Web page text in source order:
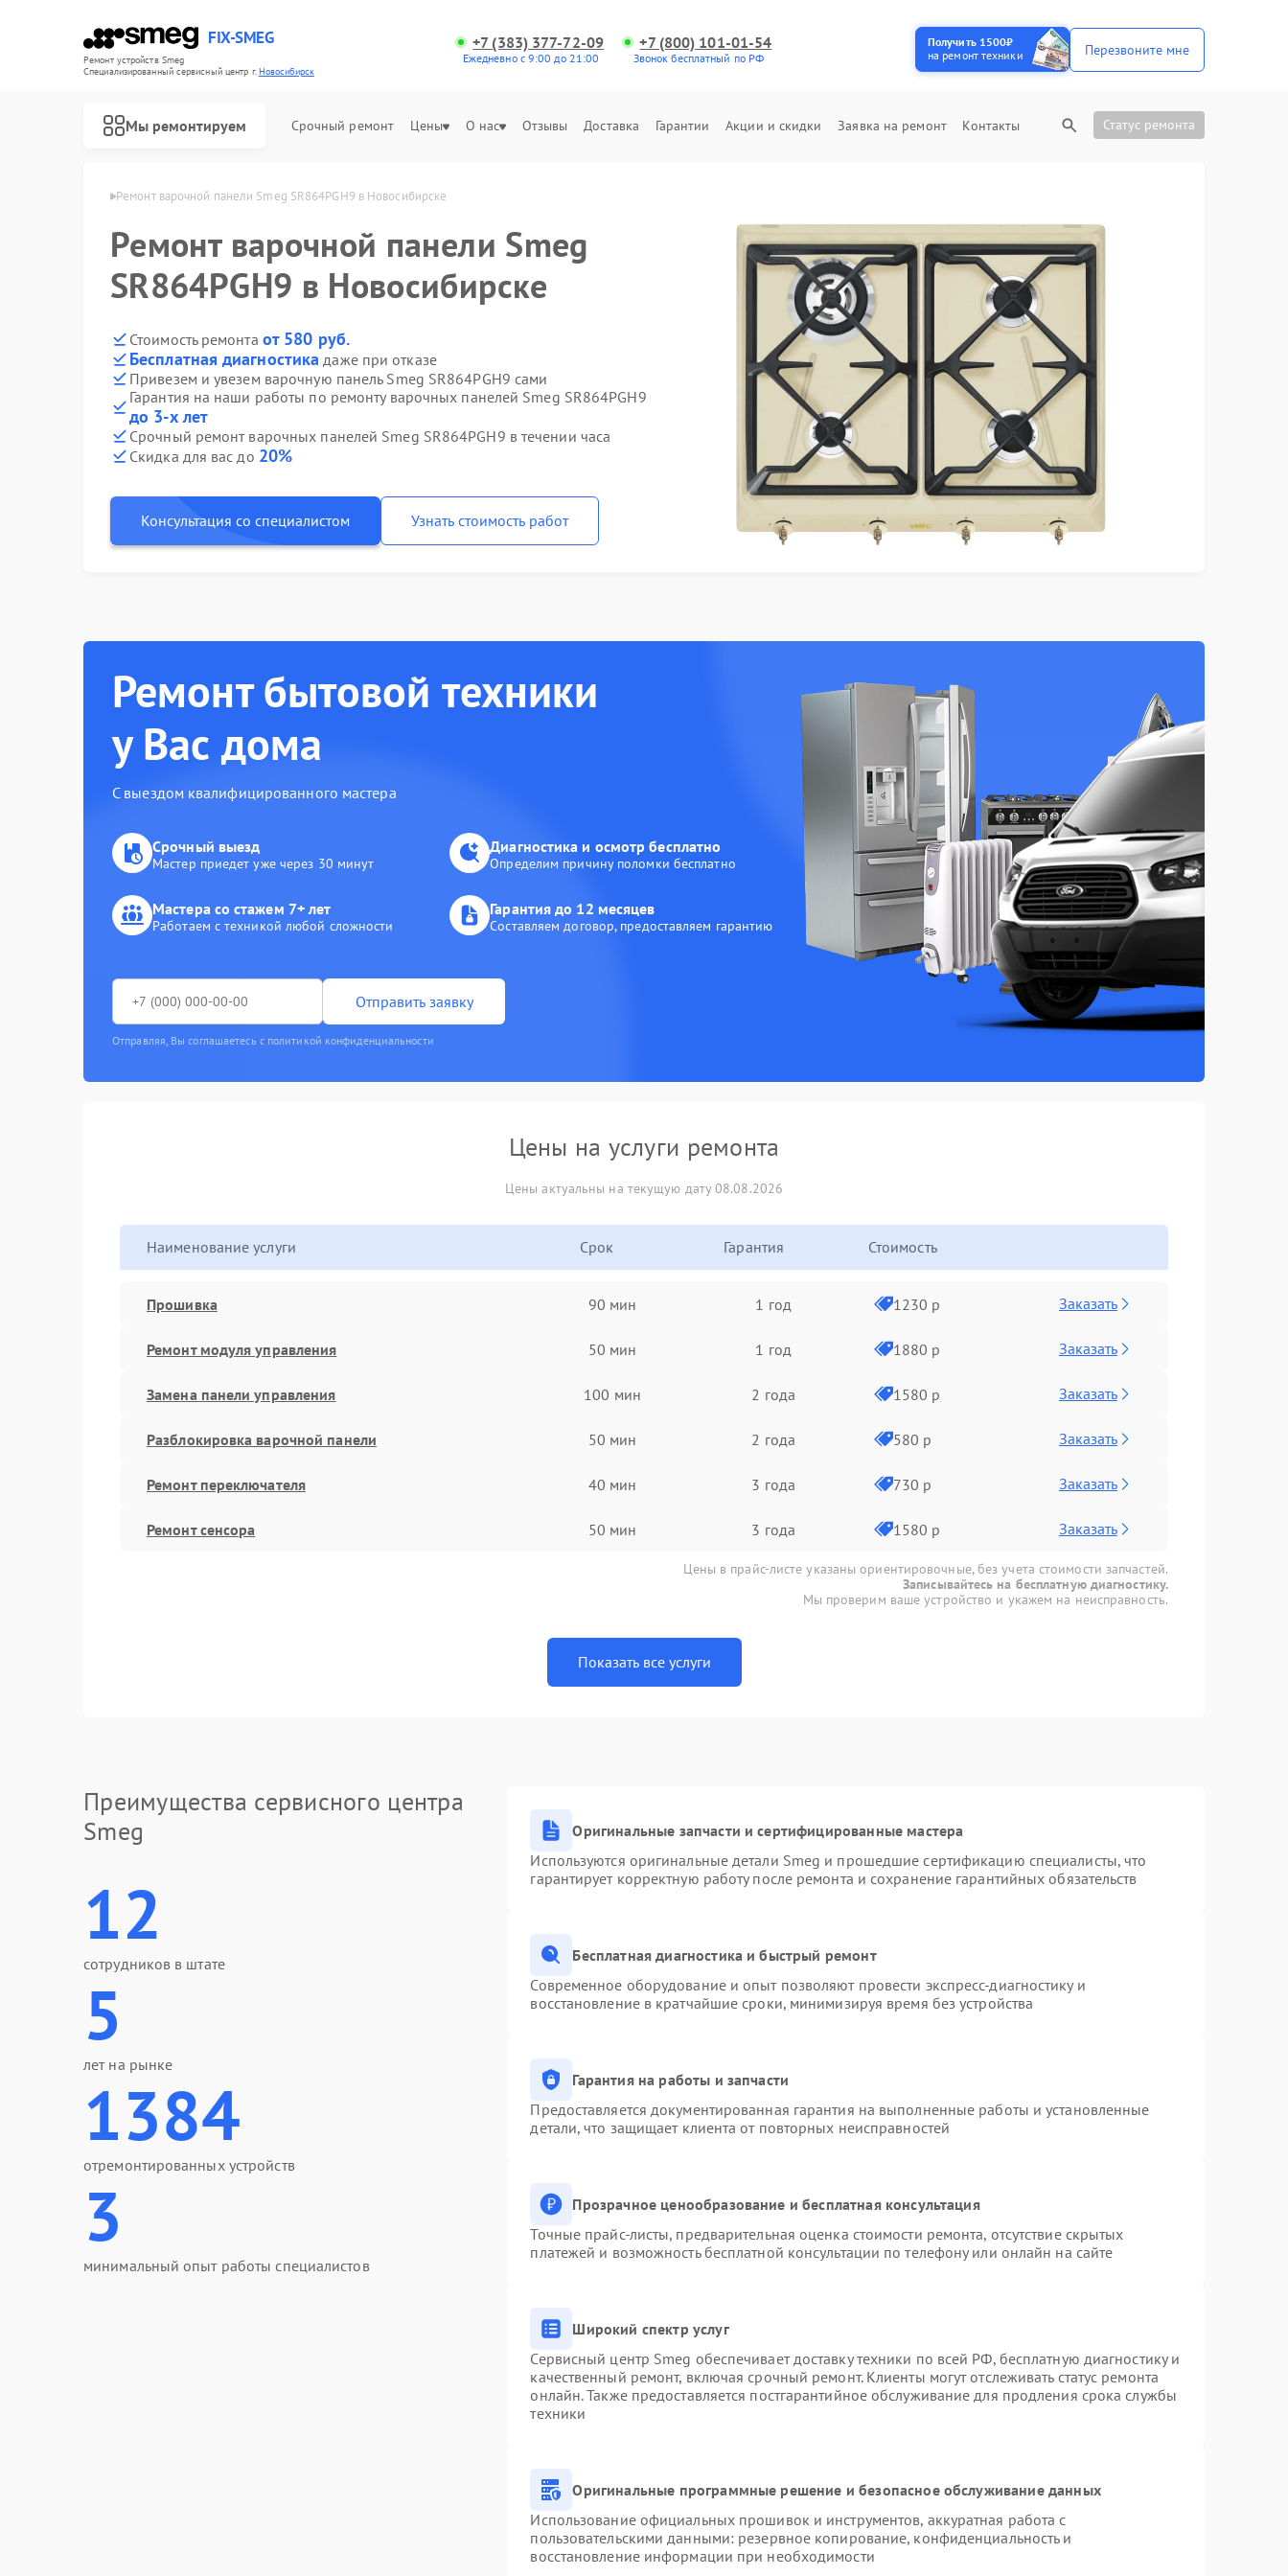
FIX-SMEG
Ремонт устройств Smeg
Специализированный cервисный центр г.Новосибирск
+7 (383) 377-72-09
Ежедневно с 9:00 до 21:00
+7 (800) 101-01-54
Звонок бесплатный по РФ
Получить 1500₽
на ремонт техники
Перезвоните мне
Мы ремонтируем Срочный ремонт Цены О нас Отзывы Доставка Гарантии Акции и скидки Заявка на ремонт Контакты Статус ремонта
в Новосибирске Ремонт варочной панели Smeg SR864PGH9 в Новосибирске
Ремонт варочной панели Smeg
SR864PGH9 в Новосибирске
Стоимость ремонта от 580 руб.
Бесплатная диагностика даже при отказе
Привезем и увезем варочную панель Smeg SR864PGH9 сами
Гарантия на наши работы по ремонту варочных панелей Smeg SR864PGH9
до 3-х лет
Срочный ремонт варочных панелей Smeg SR864PGH9 в течении часа
Скидка для вас до 20%
Консультация со специалистом Узнать стоимость работ
Ремонт бытовой техники
у Вас дома
С выездом квалифицированного мастера
Срочный выезд
Мастер приедет уже через 30 минут
Диагностика и осмотр бесплатно
Определим причину поломки бесплатно
Мастера со стажем 7+ лет
Работаем с техникой любой сложности
Гарантия до 12 месяцев
Составляем договор, предоставляем гарантию
Отправить заявку
Отправляя, Вы соглашаетесь с политикой конфиденциальности
Цены на услуги ремонта
Цены актуальны на текущую дату 08.08.2026
Наименование услуги Срок Гарантия Стоимость
Прошивка 90 мин 1 год 1230 р Заказать
Ремонт модуля управления 50 мин 1 год 1880 р Заказать
Замена панели управления 100 мин 2 года 1580 р Заказать
Разблокировка варочной панели 50 мин 2 года 580 р Заказать
Ремонт переключателя 40 мин 3 года 730 р Заказать
Ремонт сенсора 50 мин 3 года 1580 р Заказать
Цены в прайс-листе указаны ориентировочные, без учета стоимости запчастей.
Записывайтесь на бесплатную диагностику.
Мы проверим ваше устройство и укажем на неисправность.
Показать все услуги
Преимущества сервисного центра
Smeg
12
сотрудников в штате
5
лет на рынке
1384
отремонтированных устройств
3
минимальный опыт работы специалистов
Оригинальные запчасти и сертифицированные мастера
Используются оригинальные детали Smeg и прошедшие сертификацию специалисты, что
гарантирует корректную работу после ремонта и сохранение гарантийных обязательств
Бесплатная диагностика и быстрый ремонт
Современное оборудование и опыт позволяют провести экспресс-диагностику и
восстановление в кратчайшие сроки, минимизируя время без устройства
Гарантия на работы и запчасти
Предоставляется документированная гарантия на выполненные работы и установленные
детали, что защищает клиента от повторных неисправностей
Прозрачное ценообразование и бесплатная консультация
Точные прайс-листы, предварительная оценка стоимости ремонта, отсутствие скрытых
платежей и возможность бесплатной консультации по телефону или онлайн на сайте
Широкий спектр услуг
Сервисный центр Smeg обеспечивает доставку техники по всей РФ, бесплатную диагностику и
качественный ремонт, включая срочный ремонт. Клиенты могут отслеживать статус ремонта
онлайн. Также предоставляется постгарантийное обслуживание для продления срока службы
техники
Оригинальные программные решение и безопасное обслуживание данных
Использование официальных прошивок и инструментов, аккуратная работа с
пользовательскими данными: резервное копирование, конфиденциальность и
восстановление информации при необходимости